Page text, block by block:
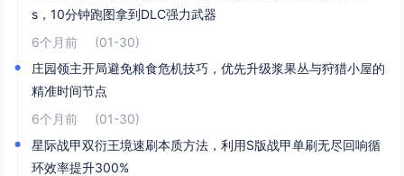
s，10分钟跑图拿到DLC强力武器
6个月前
(01-30)
庄园领主开局避免粮食危机技巧，优先升级浆果丛与狩猎小屋的
精准时间节点
6个月前
(01-30)
星际战甲双衍王境速刷本质方法，利用S版战甲单刷无尽回响循
环效率提升300%